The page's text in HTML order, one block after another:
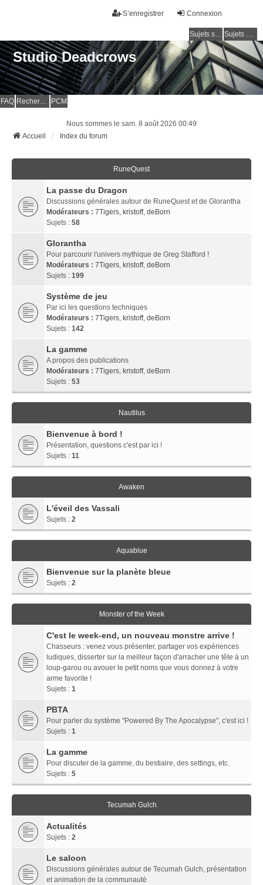
Connexion
S’enregistrer
Sujets sans réponse Sujets actifs
Studio Deadcrows
FAQ Rechercher PCM
Nous sommes le sam. 8 août 2026 00:49
Accueil
Index du forum
RuneQuest
La passe du Dragon
Discussions générales autour de RuneQuest et de Glorantha
Modérateurs : 7Tigers, kristoff, deBorn
Sujets : 58
Glorantha
Pour parcourir l'univers mythique de Greg Stafford !
Modérateurs : 7Tigers, kristoff, deBorn
Sujets : 199
Système de jeu
Par ici les questions techniques
Modérateurs : 7Tigers, kristoff, deBorn
Sujets : 142
La gamme
A propos des publications
Modérateurs : 7Tigers, kristoff, deBorn
Sujets : 53
Nautilus
Bienvenue à bord !
Présentation, questions c'est par ici !
Sujets : 11
Awaken
L'éveil des Vassali
Sujets : 2
Aquablue
Bienvenue sur la planète bleue
Sujets : 2
Monster of the Week
C'est le week-end, un nouveau monstre arrive !
Chasseurs : venez vous présenter, partager vos expériences
ludiques, disserter sur la meilleur façon d'arracher une tête à un
loup-garou ou avouer le petit noms que vous donnez à votre
arme favorite !
Sujets : 1
PBTA
Pour parler du système "Powered By The Apocalypse", c'est ici !
Sujets : 1
La gamme
Pour discuter de la gamme, du bestiaire, des settings, etc.
Sujets : 5
Tecumah Gulch
Actualités
Sujets : 2
Le saloon
Discussions générales autour de Tecumah Gulch, présentation
et animation de la communauté